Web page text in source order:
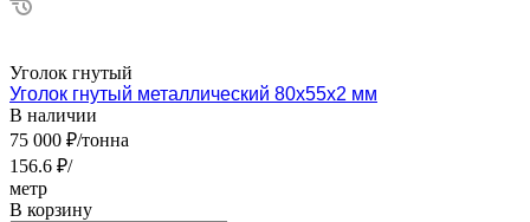
Уголок гнутый
Уголок гнутый металлический 80х55х2 мм
В наличии
75 000 ₽/тонна
156.6 ₽/
метр
В корзину